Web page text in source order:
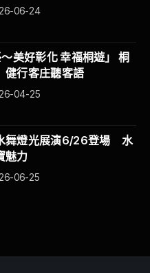
06-24
美好彰化 幸福桐遊」 桐
行客庄聽客語
04-25
舞燈光展演6/26登場 水
魅力
06-25